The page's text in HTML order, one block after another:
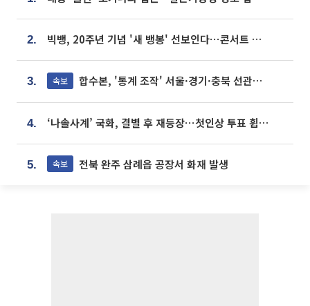
2. 빅뱅, 20주년 기념 '새 뱅봉' 선보인다⋯콘서트 앞두고 팝업 개최
3. 속보 합수본, '통계 조작' 서울·경기·충북 선관위 등 추가 압수수색
4. ‘나솔사계’ 국화, 결별 후 재등장⋯첫인상 투표 휩쓸고 ‘인기녀’ 등극
5. 속보 전북 완주 삼례읍 공장서 화재 발생